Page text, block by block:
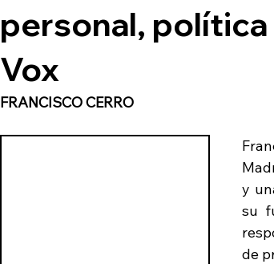
personal,
Vox
FRANCISCO CERRO
y
su
de